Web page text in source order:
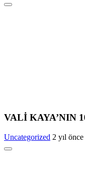
VALİ KAYA’NIN
Uncategorized 2 yıl önce